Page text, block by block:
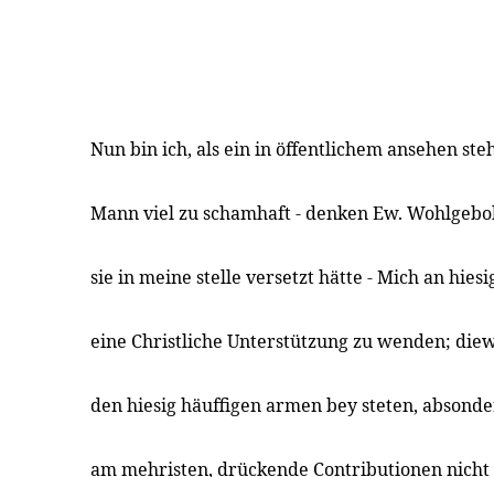
Nun bin ich, als ein in öffentlichem ansehen
Mann viel zu schamhaft - denken Ew.
sie in meine stelle versetzt hätte - Mich an
eine Christliche Unterstützung zu wenden;
den hiesig häuffigen armen bey steten,
am mehristen, drückende Contributionen